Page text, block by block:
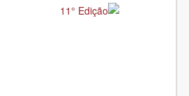
11° Edição